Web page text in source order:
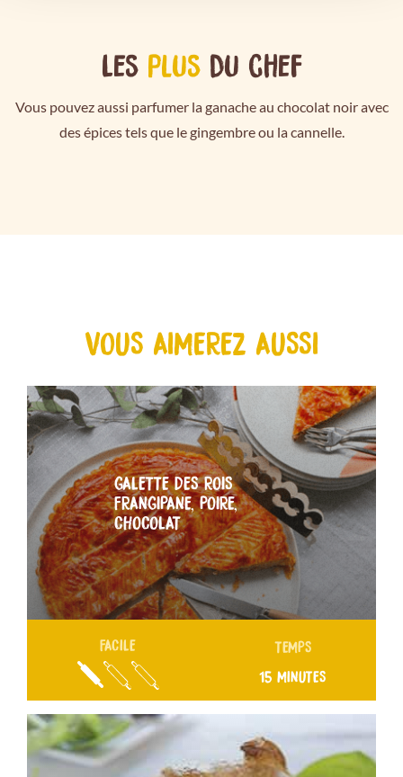
Les plusdu chef
Vous pouvez aussi parfumer la ganache au chocolat noir avec
des épices tels que le gingembre ou la cannelle.
VOUS AIMEREZ AUSSI
GALETTE DES ROIS
FRANGIPANE, POIRE,
CHOCOLAT
FACILE TEMPS
15 MINUTES